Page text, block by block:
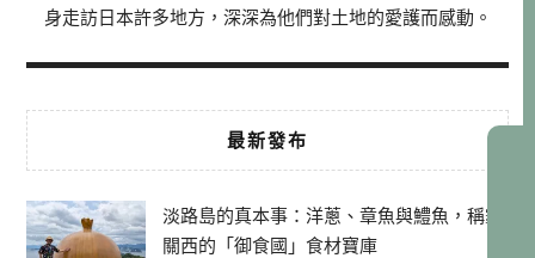
身走訪日本許多地方，深深為他們對土地的愛護而感動。
最新發布
淡路島的真本事：洋蔥、章魚與鱧魚，稱霸
關西的「御食國」食材寶庫